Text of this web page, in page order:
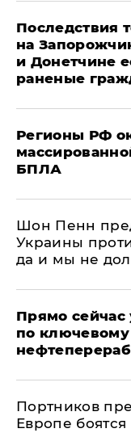
Последствия
на
и Донетчине
раненые
Регионы РФ
БПЛА
Шон Пенн
Украины
да и мы не
Прямо
по ключевому
Портников
Европе